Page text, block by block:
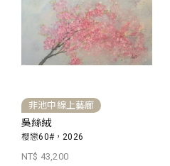
非池中線上藝廊
吳絲絨
櫻戀60#，2026
NT$ 43,200